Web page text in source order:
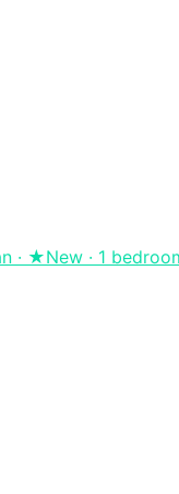
· ★New · 1